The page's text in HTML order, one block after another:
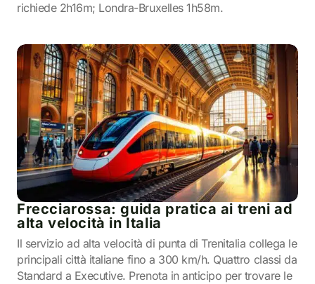
richiede 2h16m; Londra-Bruxelles 1h58m.
Frecciarossa: guida pratica ai treni ad
alta velocità in Italia
Il servizio ad alta velocità di punta di Trenitalia collega le
principali città italiane fino a 300 km/h. Quattro classi da
Standard a Executive. Prenota in anticipo per trovare le